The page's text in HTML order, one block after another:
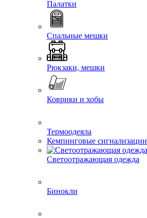
Палатки
Спальные мешки
Рюкзаки, мешки
Коврики и хобы
Термоодеяла
Кемпинговые сигнализации
Светоотражающая одежда
Бинокли